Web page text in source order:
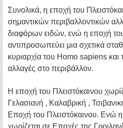
Συνολικά, η εποχή του
σημαντικών περιβαλλοντικών
διαφόρων ειδών, ενώ η εποχή
αντιπροσωπεύει μια σχετικά
κυριαρχία του Homo sapiens και
αλλαγές στο περιβάλλον.
Η εποχή του Πλειστόκαινου
Γελασιανή , Καλαβρική ,
Εποχή του Πλειστόκαινου. Ενώ
χωρίζεται σε Εποχές της